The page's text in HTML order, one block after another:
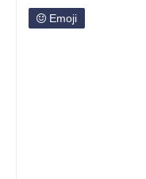
Emoji